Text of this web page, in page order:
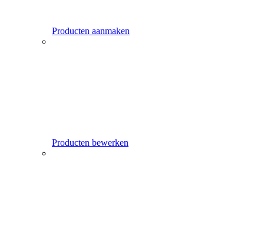
Producten aanmaken
Producten bewerken